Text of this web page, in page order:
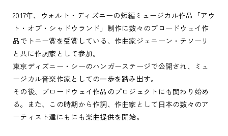
2017年、ウォルト・ディズニーの短編ミュージカル作品「アウ
ト・オブ・シャドウランド」制作に数々のブロードウェイ作
品でトニー賞を受賞している、作曲家ジェニーン・テソーリ
と共に作詞家として参加。
東京ディズニー・シーのハンガーステージで公開され、ミュ
ージカル⾳楽作家としての⼀歩を踏み出す。
その後、ブロードウェイ作品のプロジェクトにも関わり始め
る。また、この時期から作詞、作曲家として⽇本の数々のア
ーティスト達にもにも楽曲提供を開始。